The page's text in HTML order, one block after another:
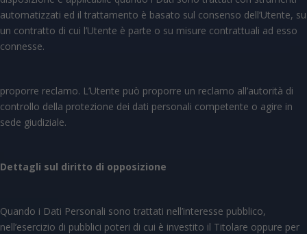
automatizzati ed il trattamento è basato sul consenso dell’Utente, su
un contratto di cui l’Utente è parte o su misure contrattuali ad esso
connesse.
proporre reclamo. L’Utente può proporre un reclamo all’autorità di
controllo della protezione dei dati personali competente o agire in
sede giudiziale.
Dettagli sul diritto di opposizione
Quando i Dati Personali sono trattati nell’interesse pubblico,
nell’esercizio di pubblici poteri di cui è investito il Titolare oppure per